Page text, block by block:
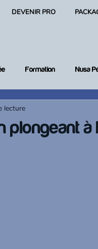
DEVENIR PRO
Formation Nusa
plongeant à
lecture